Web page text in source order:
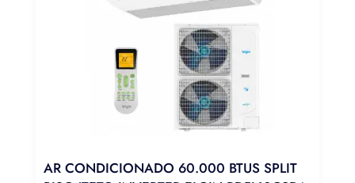
AR CONDICIONADO 60.000 BTUS SPLIT